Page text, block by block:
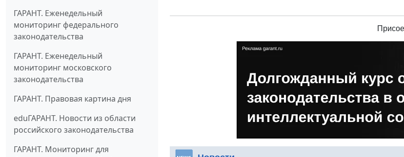
ГАРАНТ. Еженедельный
мониторинг федерального
законодательства
ГАРАНТ. Еженедельный
мониторинг московского
законодательства
ГАРАНТ. Правовая картина дня
eduГАРАНТ. Новости из области
российского законодательства
ГАРАНТ. Мониторинг для